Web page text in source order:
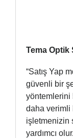
Tema Optik
“Satış Yap
güvenli bir
yöntemlerini
daha verimli
işletmenizin
yardımcı